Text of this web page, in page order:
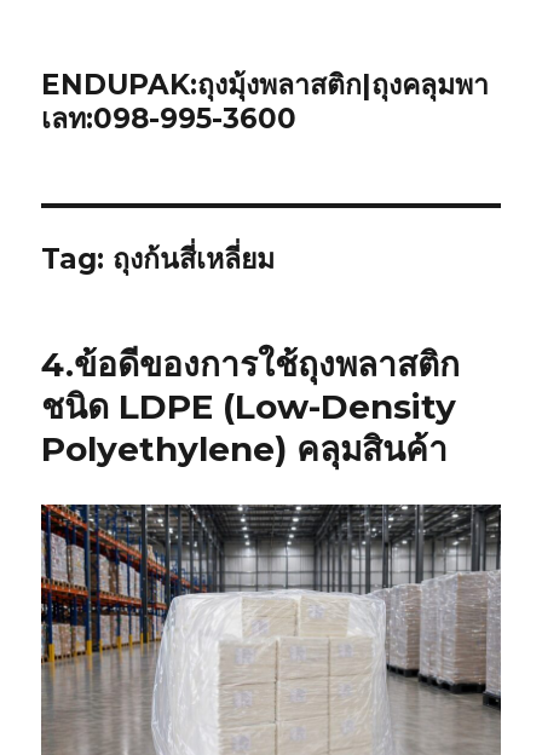
ENDUPAK:ถุงมุ้งพลาสติก|ถุงคลุมพา
เลท:098-995-3600
Tag: ถุงก้นสี่เหลี่ยม
4.ข้อดีของการใช้ถุงพลาสติก
ชนิด LDPE (Low-Density
Polyethylene) คลุมสินค้า